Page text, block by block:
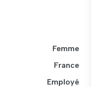
Femme
France
Employé